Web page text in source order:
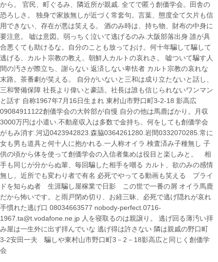
から。 官民、町ぐるみ、隣近所が親戚. 全てで匿う創価学会。田舎の
恐ろしさ。 独身で家族無しが近づく常套句。言葉、態度全て欠片も信
用できない、存在が悪は笑える。 酒のみ時は、持ち物、財布の中身に
要注意。 嘘は意図。弱っちく泣いて逃げるのみ.大阪部落出身 誰が具
合悪くても助けるな。自分のことも放っておけ。何十年騙して騙して
逃げる、カルト宗教の教え。朝鮮人カルトの哀れさ。 嘘ついて騙す人
間の汚さが際立ち、謝らない 返済しない卑怯者 カルト宗教の哀れな
末路。茶番劇が笑える。 自分がいないと三和は成り立たないと話し、
三和警備保障 社長より偉いと豪語。社長は誰も信じられないワンマン
と話す 自称1967年7月16日生まれ 東村山市野口町3-2-18 影高広
09084911122創価学会の大幹部が自慢 自分の他は馬鹿ばかり。月収
3000万円は小遣い.不動産収入は多数で金持ち。何をしても創価学会
がもみ消す.河辺0423942823.森脇0364261280.岩間0332070285.常に
女も男も道具と何十人に抱かれる.一人称オイラ.検査済み子種無し 子
供の頃から体を使って創価学会の入信者集めは役目と楽しみと。 相
手も同じが分からぬ輩、毎回騙した相手を嘲る カルト、欲のみの感情
無し。近所でも変わり者で有名 必死でやってる動画も笑える プライ
ドを知らぬ者 生涯騙し屋稼業で日影 この世で一番の屑 オイラ馬鹿
だから怖いです。と雨戸閉め切り、お経三昧、必死で逃げ隠れが哀れ
手慣れた逃げ口 08034663577 nobody-perfect.0716-
1967.ta@t.vodafone.ne.jp 人を寝取るのは親譲り。 逃げ回る薄汚い拝
み屋は一生外に出ず拝んでいな 逃げ得は許さない 隣は親戚の野口町
3-2安田一夫 騙しや東村山市野口町3－2－18影高広と同じく創価学
会